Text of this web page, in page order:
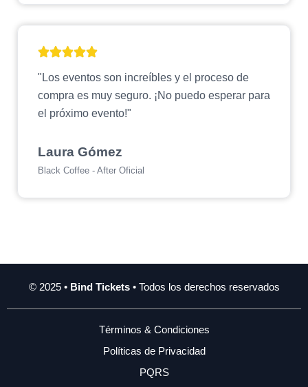
"Los eventos son increíbles y el proceso de
compra es muy seguro. ¡No puedo esperar para
el próximo evento!"
Laura Gómez
Black Coffee - After Oficial
© 2025 • Bind Tickets• Todos los derechos reservados
Términos & Condiciones
Políticas de Privacidad
PQRS